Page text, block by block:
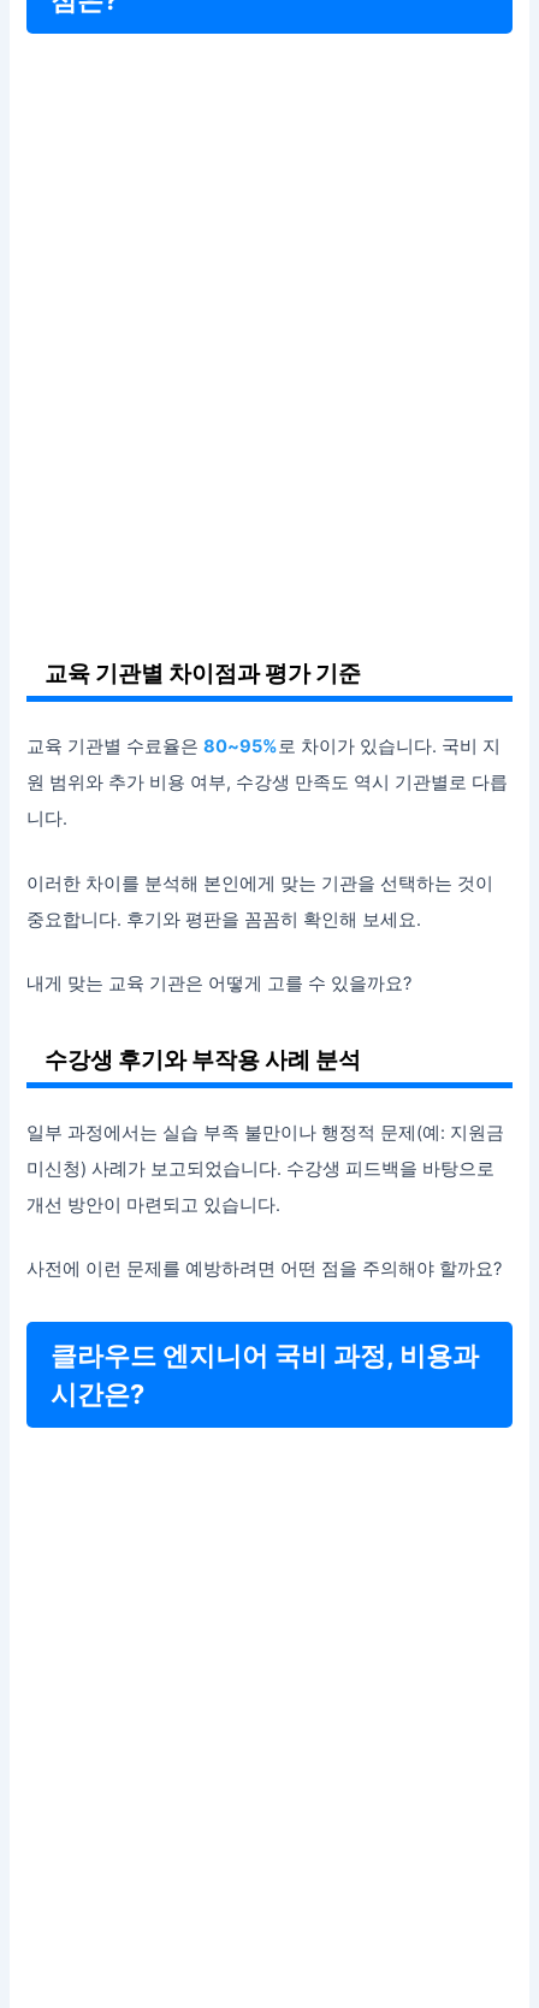
교육 기관별 차이점과 평가 기준
교육 기관별 수료율은80~95%로 차이가 있습니다. 국비 지
원 범위와 추가 비용 여부, 수강생 만족도 역시 기관별로 다릅
니다.
이러한 차이를 분석해 본인에게 맞는 기관을 선택하는 것이
중요합니다. 후기와 평판을 꼼꼼히 확인해 보세요.
내게 맞는 교육 기관은 어떻게 고를 수 있을까요?
수강생 후기와 부작용 사례 분석
일부 과정에서는 실습 부족 불만이나 행정적 문제(예: 지원금
미신청) 사례가 보고되었습니다. 수강생 피드백을 바탕으로
개선 방안이 마련되고 있습니다.
사전에 이런 문제를 예방하려면 어떤 점을 주의해야 할까요?
클라우드 엔지니어 국비 과정, 비용과
시간은?